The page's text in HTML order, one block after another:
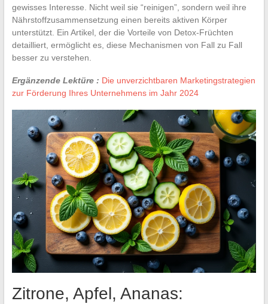
gewisses Interesse. Nicht weil sie “reinigen”, sondern weil ihre
Nährstoffzusammensetzung einen bereits aktiven Körper
unterstützt. Ein Artikel, der die Vorteile von Detox-Früchten
detailliert, ermöglicht es, diese Mechanismen von Fall zu Fall
besser zu verstehen.
Ergänzende Lektüre : Die unverzichtbaren Marketingstrategien
zur Förderung Ihres Unternehmens im Jahr 2024
Zitrone, Apfel, Ananas: